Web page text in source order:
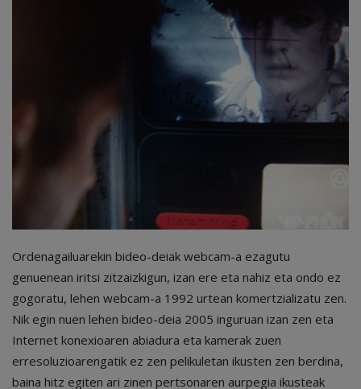
Ordenagailuarekin bideo-deiak webcam-a ezagutu
genuenean iritsi zitzaizkigun, izan ere eta nahiz eta ondo ez
gogoratu, lehen webcam-a 1992 urtean komertzializatu zen.
Nik egin nuen lehen bideo-deia 2005 inguruan izan zen eta
Internet konexioaren abiadura eta kamerak zuen
erresoluzioarengatik ez zen pelikuletan ikusten zen berdina,
baina hitz egiten ari zinen pertsonaren aurpegia ikusteak